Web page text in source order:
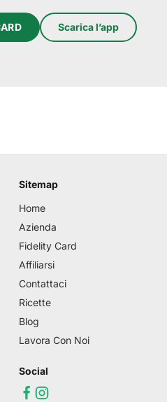
Scarica l’app
Sitemap
Home
Azienda
Fidelity Card
Affiliarsi
Contattaci
Ricette
Blog
Lavora Con Noi
Social